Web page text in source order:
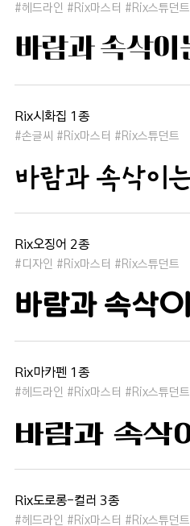
#헤드라인 #Rix마스터 #Rix스튜던트
Rix시화집 1종
#손글씨 #Rix마스터 #Rix스튜던트
Rix오징어 2종
#디자인 #Rix마스터 #Rix스튜던트
Rix마카펜 1종
#헤드라인 #Rix마스터 #Rix스튜던트
Rix도로롱-컬러 3종
#헤드라인 #Rix마스터 #Rix스튜던트